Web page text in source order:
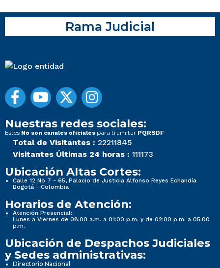
Rama Judicial
Nuestras redes sociales:
Estos No son canales oficiales para tramitar PQRSDF
Total de Visitantes : 22211845
Visitantes Últimas 24 horas : 111173
Ubicación Altas Cortes:
Calle 12 No 7 - 65, Palacio de Justicia Alfonso Reyes Echandía
Bogotá - Colombia
Horarios de Atención:
Atención Presencial:
Lunes a Viernes de 08:00 a.m. a 01:00 p.m. y de 02:00 p.m. a 05:00
p.m.
Ubicación de Despachos Judiciales
y Sedes administrativas:
Directorio Nacional